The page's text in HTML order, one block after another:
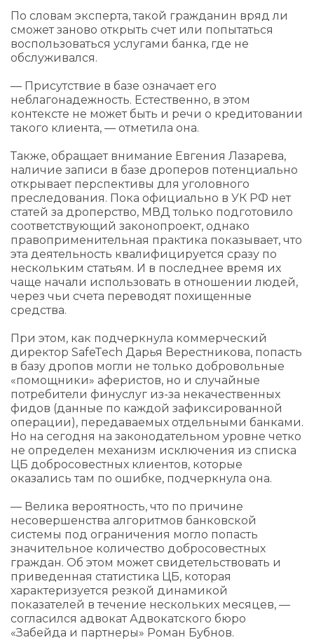
По словам эксперта, такой гражданин вряд ли
сможет заново открыть счет или попытаться
воспользоваться услугами банка, где не
обслуживался.
— Присутствие в базе означает его
неблагонадежность. Естественно, в этом
контексте не может быть и речи о кредитовании
такого клиента, — отметила она.
Также, обращает внимание Евгения Лазарева,
наличие записи в базе дроперов потенциально
открывает перспективы для уголовного
преследования. Пока официально в УК РФ нет
статей за дроперство, МВД только подготовило
соответствующий законопроект, однако
правоприменительная практика показывает, что
эта деятельность квалифицируется сразу по
нескольким статьям. И в последнее время их
чаще начали использовать в отношении людей,
через чьи счета переводят похищенные
средства.
При этом, как подчеркнула коммерческий
директор SafeTech Дарья Верестникова, попасть
в базу дропов могли не только добровольные
«помощники» аферистов, но и случайные
потребители финуслуг из-за некачественных
фидов (данные по каждой зафиксированной
операции), передаваемых отдельными банками.
Но на сегодня на законодательном уровне четко
не определен механизм исключения из списка
ЦБ добросовестных клиентов, которые
оказались там по ошибке, подчеркнула она.
— Велика вероятность, что по причине
несовершенства алгоритмов банковской
системы под ограничения могло попасть
значительное количество добросовестных
граждан. Об этом может свидетельствовать и
приведенная статистика ЦБ, которая
характеризуется резкой динамикой
показателей в течение нескольких месяцев, —
согласился адвокат Адвокатского бюро
«Забейда и партнеры» Роман Бубнов.